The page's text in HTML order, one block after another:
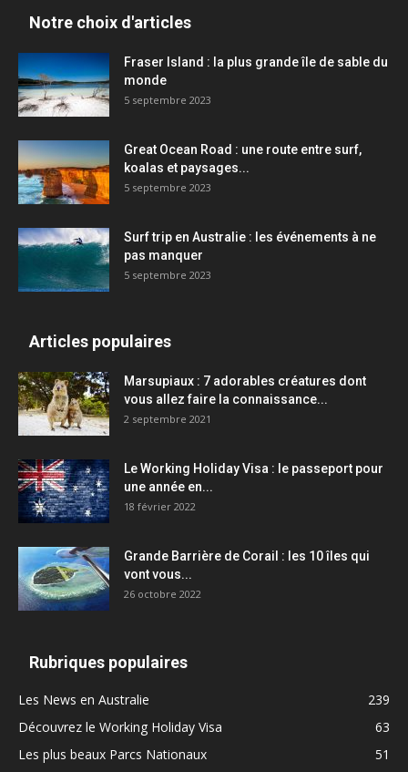
Notre choix d'articles
Fraser Island : la plus grande île de sable du
monde
5 septembre 2023
Great Ocean Road : une route entre surf,
koalas et paysages...
5 septembre 2023
Surf trip en Australie : les événements à ne
pas manquer
5 septembre 2023
Articles populaires
Marsupiaux : 7 adorables créatures dont
vous allez faire la connaissance...
2 septembre 2021
Le Working Holiday Visa : le passeport pour
une année en...
18 février 2022
Grande Barrière de Corail : les 10 îles qui
vont vous...
26 octobre 2022
Rubriques populaires
Les News en Australie
239
Découvrez le Working Holiday Visa
63
Les plus beaux Parcs Nationaux
51